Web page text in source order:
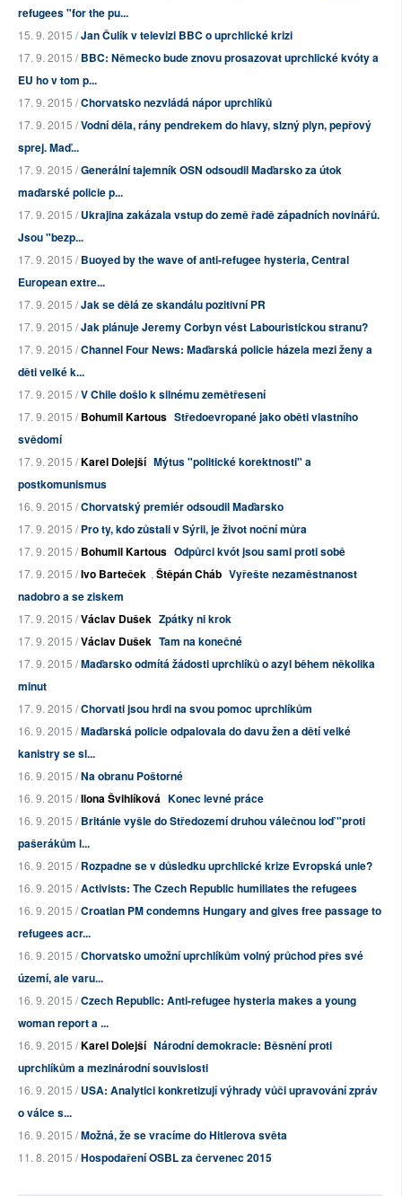
refugees "for the pu...
15. 9. 2015 /Jan Čulík v televizi BBC o uprchlické krizi
17. 9. 2015 /BBC: Německo bude znovu prosazovat uprchlické kvóty a
EU ho v tom p...
17. 9. 2015 /Chorvatsko nezvládá nápor uprchlíků
17. 9. 2015 /Vodní děla, rány pendrekem do hlavy, slzný plyn, pepřový
sprej. Maď...
17. 9. 2015 /Generální tajemník OSN odsoudil Maďarsko za útok
maďarské policie p...
17. 9. 2015 /Ukrajina zakázala vstup do země řadě západních novinářů.
Jsou "bezp...
17. 9. 2015 /Buoyed by the wave of anti-refugee hysteria, Central
European extre...
17. 9. 2015 /Jak se dělá ze skandálu pozitivní PR
17. 9. 2015 /Jak plánuje Jeremy Corbyn vést Labouristickou stranu?
17. 9. 2015 /Channel Four News: Maďarská policie házela mezi ženy a
děti velké k...
17. 9. 2015 /V Chile došlo k silnému zemětřesení
17. 9. 2015 /Bohumil Kartous Středoevropané jako oběti vlastního
svědomí
17. 9. 2015 /Karel Dolejší Mýtus "politické korektnosti" a
postkomunismus
16. 9. 2015 /Chorvatský premiér odsoudil Maďarsko
17. 9. 2015 /Pro ty, kdo zůstali v Sýrii, je život noční můra
17. 9. 2015 /Bohumil Kartous Odpůrci kvót jsou sami proti sobě
17. 9. 2015 /Ivo Barteček , Štěpán Cháb Vyřešte nezaměstnanost
nadobro a se ziskem
17. 9. 2015 /Václav Dušek Zpátky ni krok
17. 9. 2015 /Václav Dušek Tam na konečné
17. 9. 2015 /Maďarsko odmítá žádosti uprchlíků o azyl během několika
minut
17. 9. 2015 /Chorvati jsou hrdi na svou pomoc uprchlíkům
16. 9. 2015 /Maďarská policie odpalovala do davu žen a dětí velké
kanistry se sl...
16. 9. 2015 /Na obranu Poštorné
16. 9. 2015 /Ilona Švihlíková Konec levné práce
16. 9. 2015 /Británie vyšle do Středozemí druhou válečnou loď "proti
pašerákům l...
16. 9. 2015 /Rozpadne se v důsledku uprchlické krize Evropská unie?
16. 9. 2015 /Activists: The Czech Republic humiliates the refugees
16. 9. 2015 /Croatian PM condemns Hungary and gives free passage to
refugees acr...
16. 9. 2015 /Chorvatsko umožní uprchlíkům volný průchod přes své
území, ale varu...
16. 9. 2015 /Czech Republic: Anti-refugee hysteria makes a young
woman report a ...
16. 9. 2015 /Karel Dolejší Národní demokracie: Běsnění proti
uprchlíkům a mezinárodní souvislosti
16. 9. 2015 /USA: Analytici konkretizují výhrady vůči upravování zpráv
o válce s...
16. 9. 2015 /Možná, že se vracíme do Hitlerova světa
11. 8. 2015 /Hospodaření OSBL za červenec 2015